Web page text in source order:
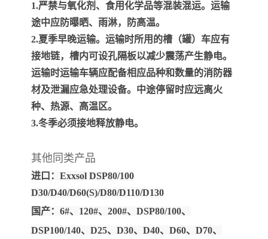
1.严禁与氧化剂、食用化学品等混装混运。运输
途中应防曝晒、雨淋，防高温。
2.夏季早晚运输。运输时所用的槽（罐）车应有
接地链，槽内可设孔隔板以减少震荡产生静电。
运输时运输车辆应配备相应品种和数量的消防器
材及泄漏应急处理设备。中途停留时应远离火
种、热源、高温区。
3.冬季必须接地释放静电。
其他同类产品
进口：Exxsol DSP80/100
D30/D40/D60(S)/D80/D110/D130
国产：6#、120#、200#、DSP80/100、
DSP100/140、D25、D30、D40、D60、D70、